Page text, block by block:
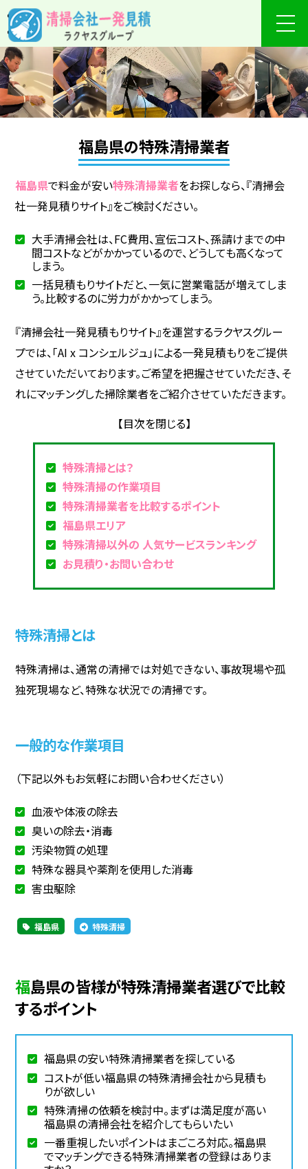
福島県の特殊清掃業者
福島県で料金が安い特殊清掃業者をお探しなら、『清掃会
社一発見積りサイト』をご検討ください。
大手清掃会社は、FC費用、宣伝コスト、孫請けまでの中
間コストなどがかかっているので、どうしても高くなって
しまう。
一括見積もりサイトだと、一気に営業電話が増えてしま
う。比較するのに労力がかかってしまう。
『清掃会社一発見積もりサイト』を運営するラクヤスグルー
プでは、「AI x コンシェルジュ」による一発見積もりをご提供
させていただいております。ご希望を把握させていただき、そ
れにマッチングした掃除業者をご紹介させていただきます。
特殊清掃とは？
特殊清掃の作業項目
特殊清掃業者を比較するポイント
福島県エリア
特殊清掃以外の 人気サービスランキング
お見積り・お問い合わせ
特殊清掃とは
特殊清掃は、通常の清掃では対処できない、事故現場や孤
独死現場など、特殊な状況での清掃です。
一般的な作業項目
（下記以外もお気軽にお問い合わせください）
血液や体液の除去
臭いの除去・消毒
汚染物質の処理
特殊な器具や薬剤を使用した消毒
害虫駆除
福島県 特殊清掃
福島県の皆様が特殊清掃業者選びで比較
するポイント
福島県の安い特殊清掃業者を探している
コストが低い福島県の特殊清掃会社から見積も
りが欲しい
特殊清掃の依頼を検討中。まずは満足度が高い
福島県の清掃会社を紹介してもらいたい
一番重視したいポイントはまごころ対応。福島県
でマッチングできる特殊清掃業者の登録はありま